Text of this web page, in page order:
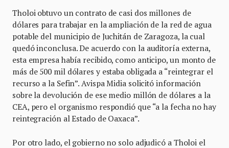
Tholoi obtuvo un contrato de casi dos millones de
dólares para trabajar en la ampliación de la red de agua
potable del municipio de Juchitán de Zaragoza, la cual
quedó inconclusa. De acuerdo con la auditoría externa,
esta empresa había recibido, como anticipo, un monto de
más de 500 mil dólares y estaba obligada a “reintegrar el
recurso a la Sefin”. Avispa Midia solicitó información
sobre la devolución de ese medio millón de dólares a la
CEA, pero el organismo respondió que “a la fecha no hay
reintegración al Estado de Oaxaca”.
Por otro lado, el gobierno no solo adjudicó a Tholoi el